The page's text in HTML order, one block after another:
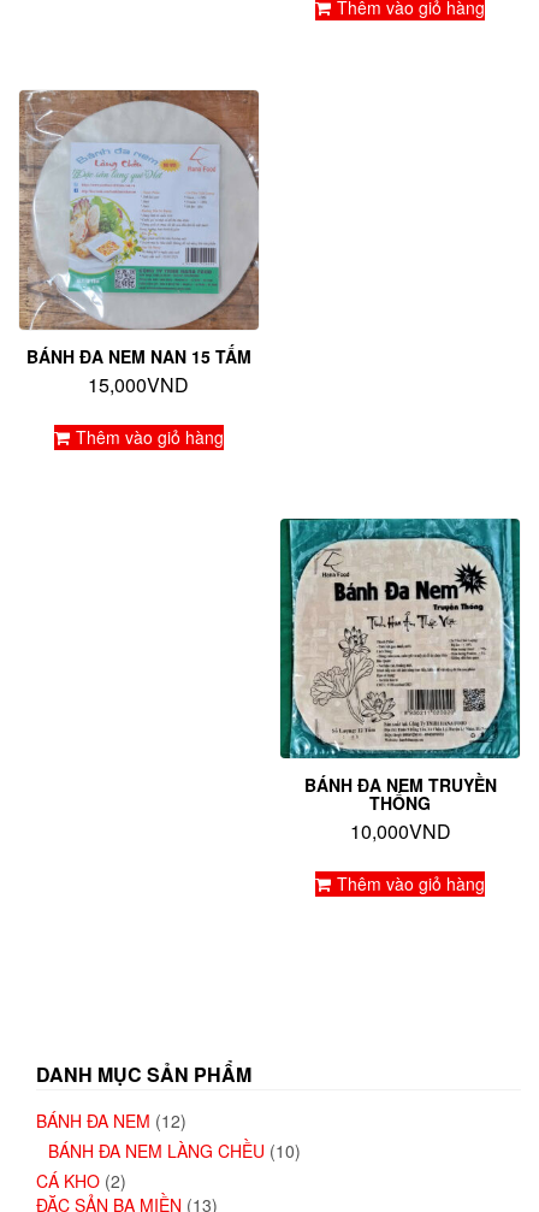
Thêm vào giỏ hàng
BÁNH ĐA NEM NAN 15 TẤM
15,000VND
Thêm vào giỏ hàng
BÁNH ĐA NEM TRUYỀN
THỐNG
10,000VND
Thêm vào giỏ hàng
DANH MỤC SẢN PHẨM
BÁNH ĐA NEM (12)
BÁNH ĐA NEM LÀNG CHỀU (10)
CÁ KHO (2)
ĐẶC SẢN BA MIỀN (13)